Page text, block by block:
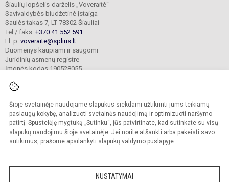
Šioje svetainėje naudojame slapukus siekdami užtikrinti jums teikiamų
paslaugų kokybę, analizuoti svetainės naudojimą ir optimizuoti naršymo
patirtį. Spustelėję mygtuką „Sutinku“, jūs patvirtinate, kad sutinkate su visų
slapukų naudojimu šioje svetainėje. Jei norite atšaukti arba pakeisti savo
sutikimus, prašome apsilankyti slapukų valdymo puslapyje.
NUSTATYMAI
Šiaulių lopšelis-darželis „Voveraitė“
Savivaldybės biudžetinė įstaiga
Saulės takas 7, LT-78302 Šiauliai
Tel./ faks. +370 41 552 591
El. p. voveraite@splius.lt
Duomenys kaupiami ir saugomi
Juridinių asmenų registre
Įmonės kodas 190528055
© 2025. Šiaulių lopšelis-darželis „Voveraitė“. Visos teisės saugomos.
Kopijuoti turinį be raštiško įstaigos administracijos sutikimo griežtai draudžiama.
Prieinamumo paraiška Slapukų valdymas
Sumanus būdas atnaujinti